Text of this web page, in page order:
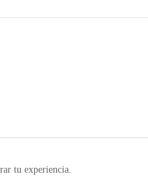
tu experiencia.